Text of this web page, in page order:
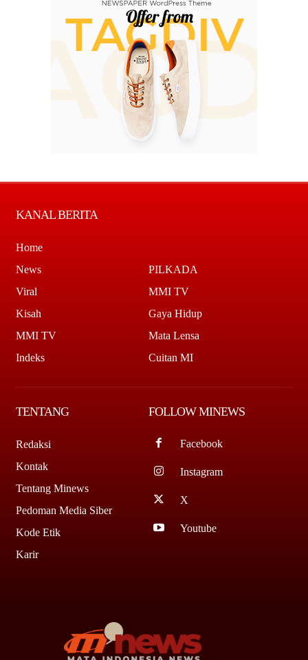
KANAL BERITA
Home
News
Viral
Kisah
MMI TV
Indeks
PILKADA
MMI TV
Gaya Hidup
Mata Lensa
Cuitan MI
TENTANG
Redaksi
Kontak
Tentang Minews
Pedoman Media Siber
Kode Etik
Karir
FOLLOW MINEWS
Facebook
Instagram
X
Youtube